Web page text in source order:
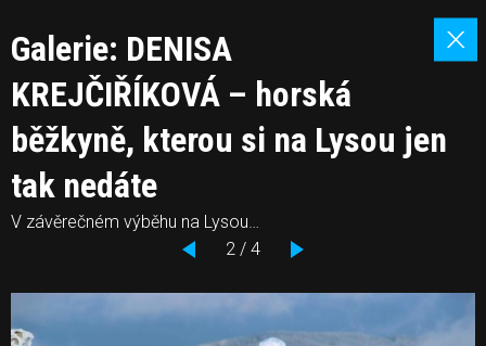
Galerie: DENISA
KREJČIŘÍKOVÁ – horská
běžkyně, kterou si na Lysou jen
tak nedáte
V závěrečném výběhu na Lysou…
2 / 4